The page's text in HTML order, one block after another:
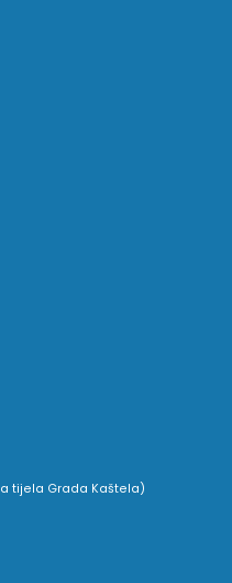
tijela Grada Kaštela)